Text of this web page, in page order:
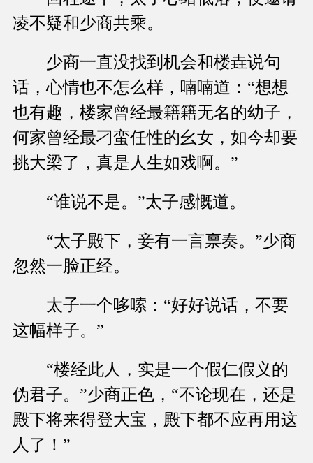
凌不疑和少商共乘。
少商一直没找到机会和楼垚说句
话，心情也不怎么样，喃喃道：“想想
也有趣，楼家曾经最籍籍无名的幼子，
何家曾经最刁蛮任性的幺女，如今却要
挑大梁了，真是人生如戏啊。”
“谁说不是。”太子感慨道。
“太子殿下，妾有一言禀奏。”少商
忽然一脸正经。
太子一个哆嗦：“好好说话，不要
这幅样子。”
“楼经此人，实是一个假仁假义的
伪君子。”少商正色，“不论现在，还是
殿下将来得登大宝，殿下都不应再用这
人了！”